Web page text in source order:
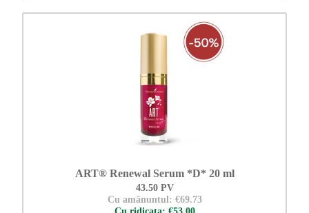
ART® Renewal Serum *D* 20 ml
43.50 PV
Cu amănuntul: €69.73